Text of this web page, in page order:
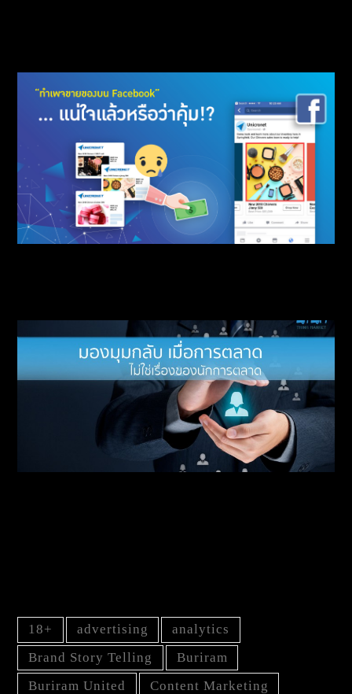
18+ advertising
analytics
Brand Story Telling
Buriram
Buriram United
Content Marketing